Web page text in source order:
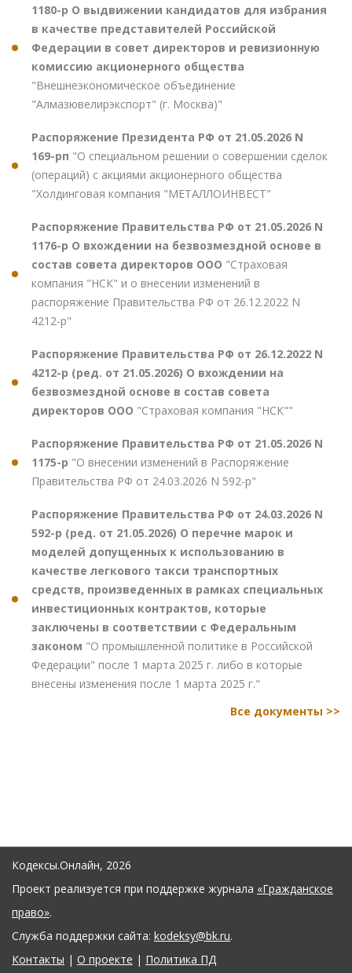
1180-р О выдвижении кандидатов для избрания
в качестве представителей Российской
Федерации в совет директоров и ревизионную
комиссию акционерного общества
"Внешнеэкономическое объединение
"Алмазювелирэкспорт" (г. Москва)"
Распоряжение Президента РФ от 21.05.2026 N
169-рп "О специальном решении о совершении сделок
(операций) с акциями акционерного общества
"Холдинговая компания "МЕТАЛЛОИНВЕСТ"
Распоряжение Правительства РФ от 21.05.2026 N
1176-р О вхождении на безвозмездной основе в
состав совета директоров ООО "Страховая
компания "НСК" и о внесении изменений в
распоряжение Правительства РФ от 26.12.2022 N
4212-р"
Распоряжение Правительства РФ от 26.12.2022 N
4212-р (ред. от 21.05.2026) О вхождении на
безвозмездной основе в состав совета
директоров ООО "Страховая компания "НСК""
Распоряжение Правительства РФ от 21.05.2026 N
1175-р "О внесении изменений в Распоряжение
Правительства РФ от 24.03.2026 N 592-р"
Распоряжение Правительства РФ от 24.03.2026 N
592-р (ред. от 21.05.2026) О перечне марок и
моделей допущенных к использованию в
качестве легкового такси транспортных
средств, произведенных в рамках специальных
инвестиционных контрактов, которые
заключены в соответствии с Федеральным
законом "О промышленной политике в Российской
Федерации" после 1 марта 2025 г. либо в которые
внесены изменения после 1 марта 2025 г."
Все документы >>
Кодексы.Онлайн, 2026
Проект реализуется при поддержке журнала «Гражданское
право».
Служба поддержки сайта: kodeksy@bk.ru.
Контакты | О проекте | Политика ПД